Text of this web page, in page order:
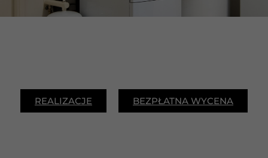
REALIZACJE BEZPŁATNA WYCENA